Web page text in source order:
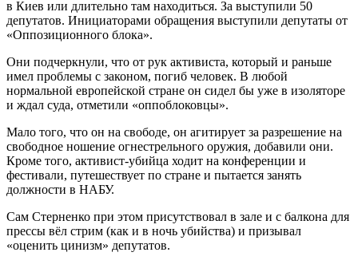
в Киев или длительно там находиться. За выступили 50
депутатов. Инициаторами обращения выступили депутаты от
«Оппозиционного блока».
Они подчеркнули, что от рук активиста, который и раньше
имел проблемы с законом, погиб человек. В любой
нормальной европейской стране он сидел бы уже в изоляторе
и ждал суда, отметили «оппоблоковцы».
Мало того, что он на свободе, он агитирует за разрешение на
свободное ношение огнестрельного оружия, добавили они.
Кроме того, активист-убийца ходит на конференции и
фестивали, путешествует по стране и пытается занять
должности в НАБУ.
Сам Стерненко при этом присутствовал в зале и с балкона для
прессы вёл стрим (как и в ночь убийства) и призывал
«оценить цинизм» депутатов.